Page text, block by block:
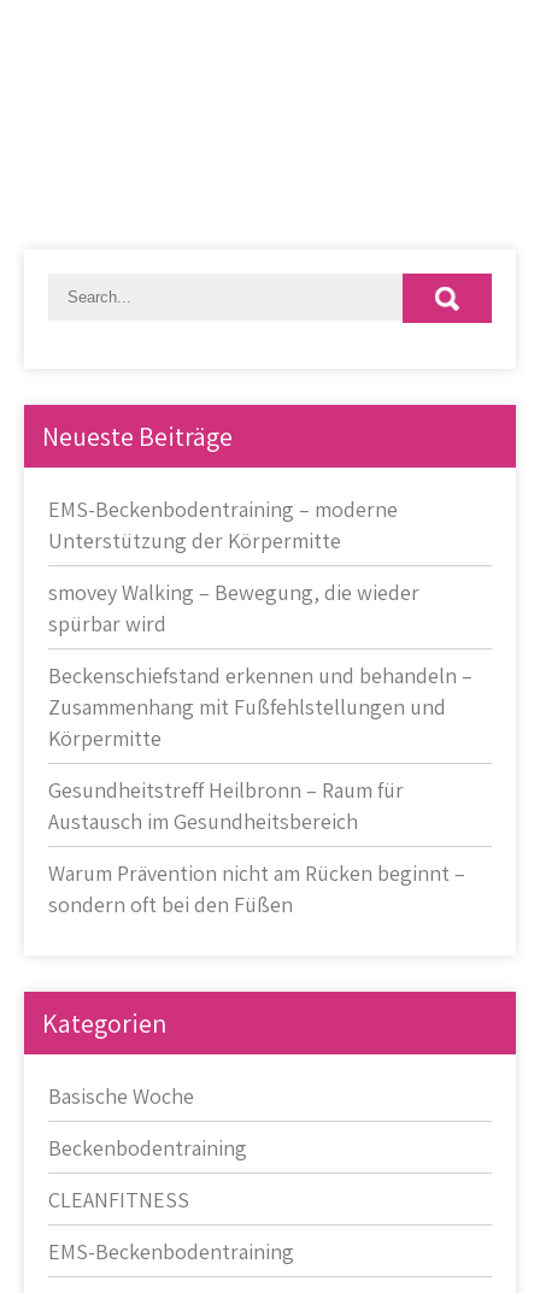
Neueste Beiträge
EMS-Beckenbodentraining – moderne
Unterstützung der Körpermitte
smovey Walking – Bewegung, die wieder
spürbar wird
Beckenschiefstand erkennen und behandeln –
Zusammenhang mit Fußfehlstellungen und
Körpermitte
Gesundheitstreff Heilbronn – Raum für
Austausch im Gesundheitsbereich
Warum Prävention nicht am Rücken beginnt –
sondern oft bei den Füßen
Kategorien
Basische Woche
Beckenbodentraining
CLEANFITNESS
EMS-Beckenbodentraining